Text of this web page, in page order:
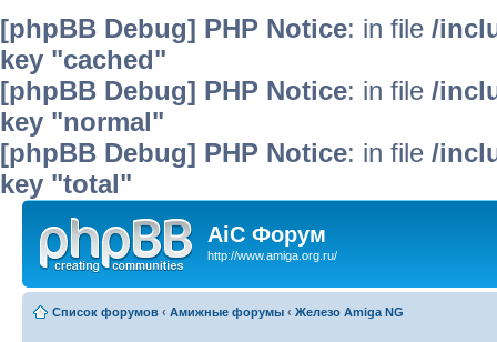
[phpBB Debug] PHP Notice: in file /
key "cached"
[phpBB Debug] PHP Notice: in file /
key "normal"
[phpBB Debug] PHP Notice: in file /
key "total"
AiC Форум
http://www.amiga.org.ru/
Список форумов ‹ Амижные форумы ‹ Железо Amiga NG